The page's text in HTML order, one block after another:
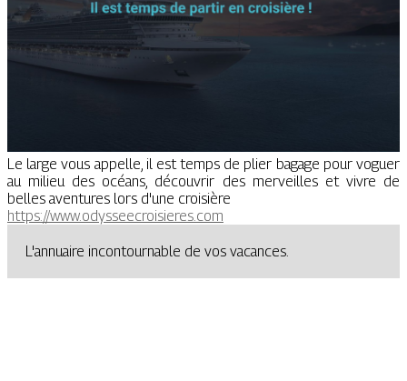
Le large vous appelle, il est temps de plier bagage pour voguer
au milieu des océans, découvrir des merveilles et vivre de
belles aventures lors d'une croisière
https://www.odysseecroisieres.com
L'annuaire incontournable de vos vacances.